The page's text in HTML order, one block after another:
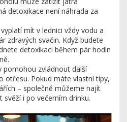
detoxikace není náhrada za
mít v lednici vždy vodu a
zdravých svačin. Když budete
detoxikaci během pár hodin
zvládnout další
otřesu. Pokud máte vlastní tipy,
– společně můžeme najít
i po večerním drinku.